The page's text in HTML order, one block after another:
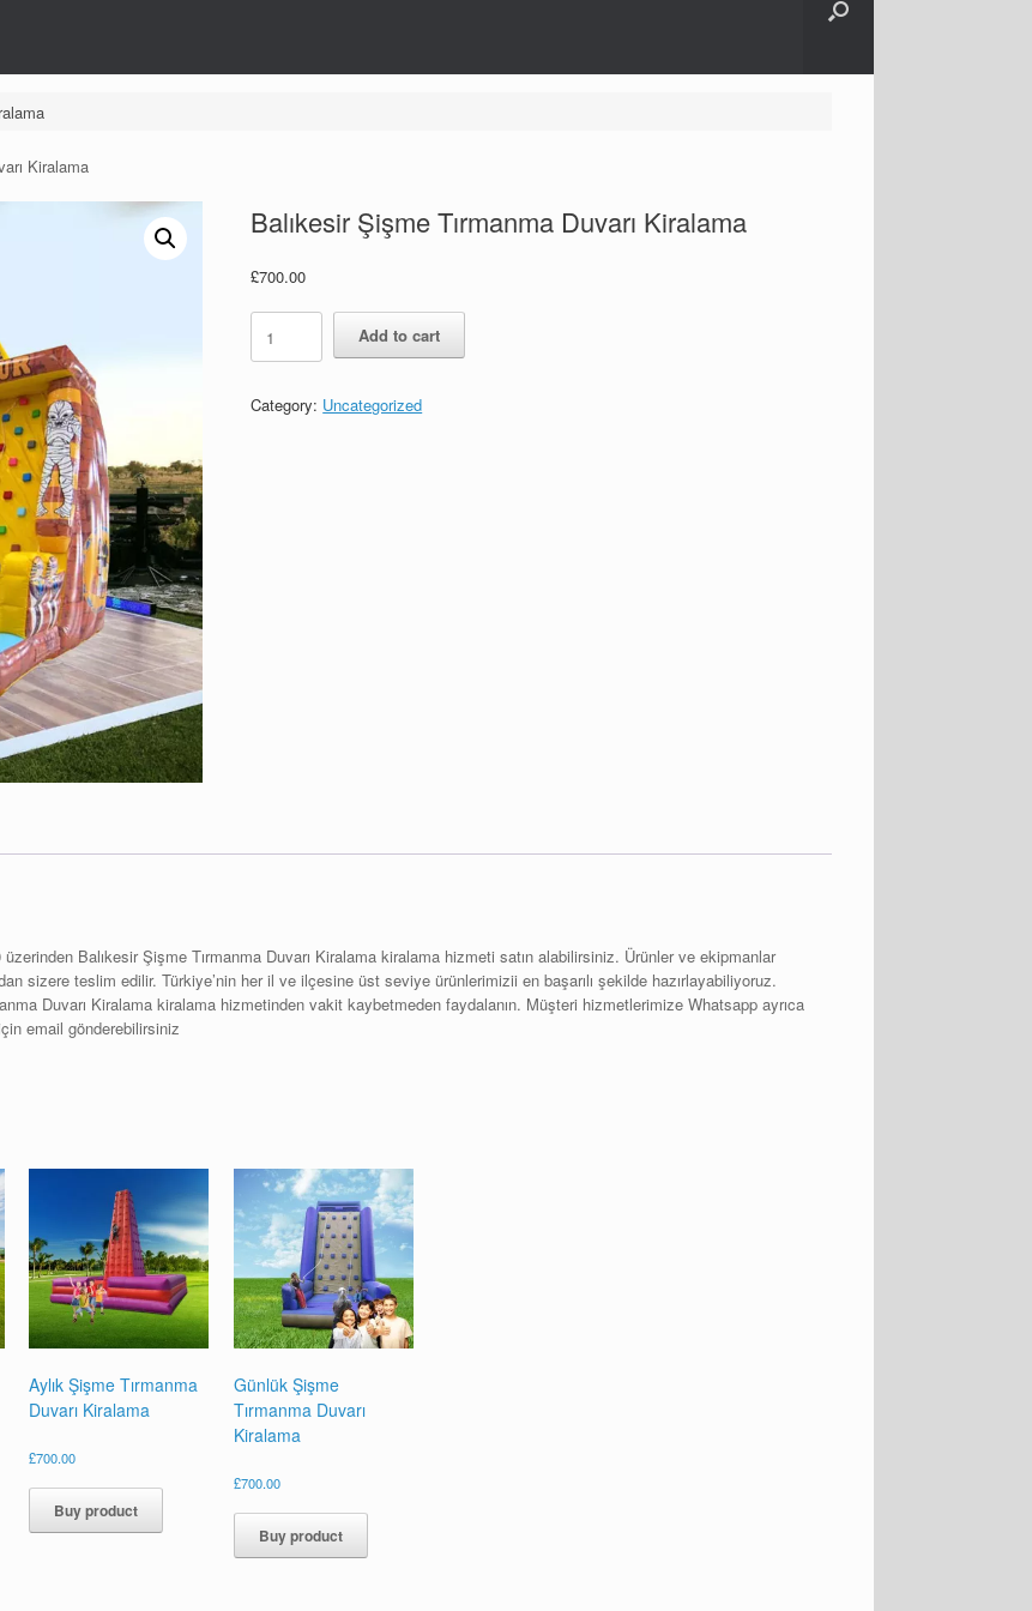
Kiralama
Balıkesir Şişme Tırmanma Duvarı Kiralama
£700.00
Balıkesir
Şişme
Tırmanma
Kiralama
Add to cart
Category: Uncategorized
Balıkesir Şişme Tırmanma Duvarı Kiralama kiralama hizmeti satın alabilirsiniz. Ürünler ve ekipmanlar
sizere teslim edilir. Türkiye’nin her il ve ilçesine üst seviye ürünlerimizii en başarılı şekilde hazırlayabiliyoruz.
Duvarı Kiralama kiralama hizmetinden vakit kaybetmeden faydalanın. Müşteri hizmetlerimize Whatsapp ayrıca
email gönderebilirsiniz
Aylık Şişme Tırmanma
Duvarı Kiralama
£700.00
Buy product
Günlük Şişme
Tırmanma Duvarı
Kiralama
£700.00
Buy product